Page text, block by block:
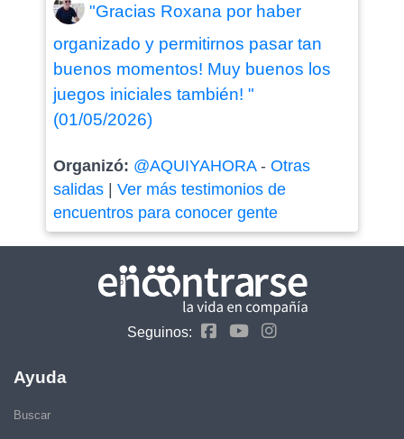
"Gracias Roxana por haber
organizado y permitirnos pasar tan
buenos momentos! Muy buenos los
juegos iniciales también! "
(01/05/2026)
Organizó: @AQUIYAHORA- Otras
salidas| Ver más testimonios de
encuentros para conocer gente
Seguinos:
Ayuda
Buscar